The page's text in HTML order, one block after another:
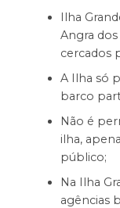
Ilha
Angra
cercados
A Ilha só
barco
Não é
ilha,
público;
Na Ilha
agências